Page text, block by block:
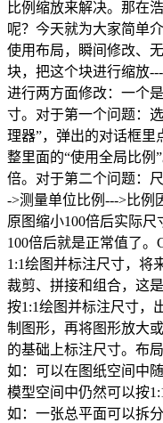
比例缩放来解决。那在
呢？今天就为大家简单
使用布局，瞬间修改、
块，把这个块进行缩放
进行两方面修改：一个
寸。对于第一个问题：
理器”，弹出的对话框里
整里面的“使用全局比例
倍。对于第二个问题：
->测量单位比例--->比例
原图缩小100倍后实际
100倍后就是正常值了
1:1绘图并标注尺寸，将
裁剪、拼接和组合，这
按1:1绘图并标注尺寸，
制图形，再将图形放大
的基础上标注尺寸。布
如：可以在图纸空间中
模型空间中仍然可以按
如：一张总平面可以拆